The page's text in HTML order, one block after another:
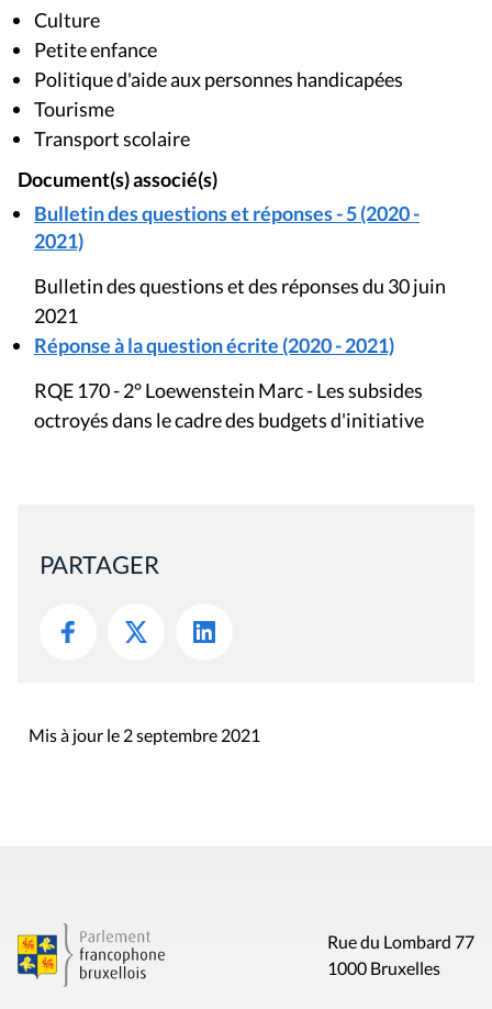
Culture
Petite enfance
Politique d'aide aux personnes handicapées
Tourisme
Transport scolaire
Document(s) associé(s)
Bulletin des questions et réponses - 5 (2020 -
2021)
Bulletin des questions et des réponses du 30 juin
2021
Réponse à la question écrite (2020 - 2021)
RQE 170 - 2° Loewenstein Marc - Les subsides
octroyés dans le cadre des budgets d'initiative
PARTAGER
Mis à jour le 2 septembre 2021
Rue du Lombard 77
1000 Bruxelles